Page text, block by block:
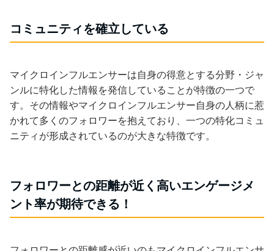
コミュニティを確立している
マイクロインフルエンサーは自身の得意とする分野・ジャ
ンルに特化した情報を発信していることが特徴の一つで
す。その情報やマイクロインフルエンサー自身の人柄に惹
かれて多くのフォロワーを抱えており、一つの特化コミュ
ニティが形成されているのが大きな特徴です。
フォロワーとの距離が近く高いエンゲージメ
ント率が期待できる！